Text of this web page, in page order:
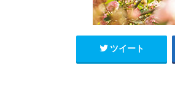
ツイート